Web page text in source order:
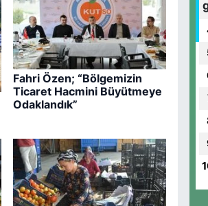
Fahri Özen; “Bölgemizin
Ticaret Hacmini Büyütmeye
Odaklandık”